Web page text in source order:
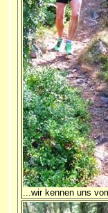
...wir kennen uns